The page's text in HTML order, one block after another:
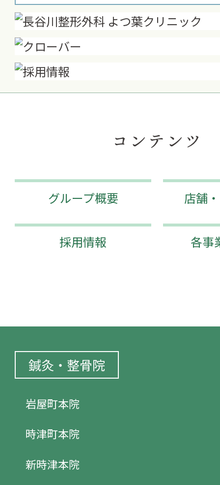
コンテンツ
グループ概要 店舗
採用情報 各事
鍼灸・整骨院
岩屋町本院
時津町本院
新時津本院